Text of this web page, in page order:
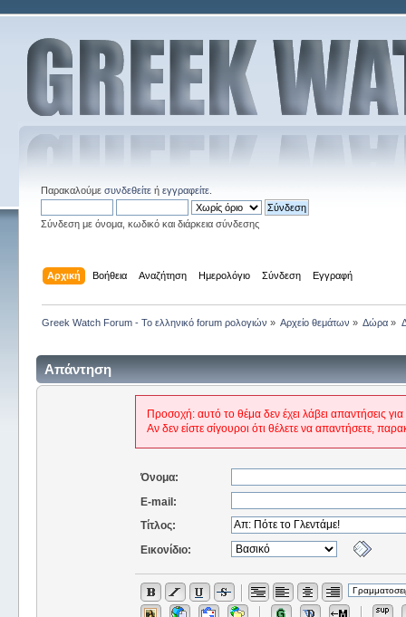
Παρακαλούμε συνδεθείτεή εγγραφείτε.
Σύνδεση με όνομα, κωδικό και διάρκεια σύνδεσης
Αρχική Βοήθεια Αναζήτηση Ημερολόγιο Σύνδεση Εγγραφή
Greek Watch Forum - Το ελληνικό forum ρολογιών » Αρχείο θεμάτων » Δώρα »
Απάντηση
Προσοχή: αυτό το θέμα δεν έχει λάβει απαντήσεις
Αν δεν είστε σίγουροι ότι θέλετε να απαντήσετε,
Όνομα:
E-mail:
Τίτλος:
Εικονίδιο: